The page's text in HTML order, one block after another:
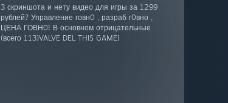
3 скриншота и нету видео для игры за 1299
рублей? Управление говн0 , разраб г0вно ,
ЦЕНА ГОВН0! В основном отрицательные
(всего 113)VALVE DEL THIS GAME!